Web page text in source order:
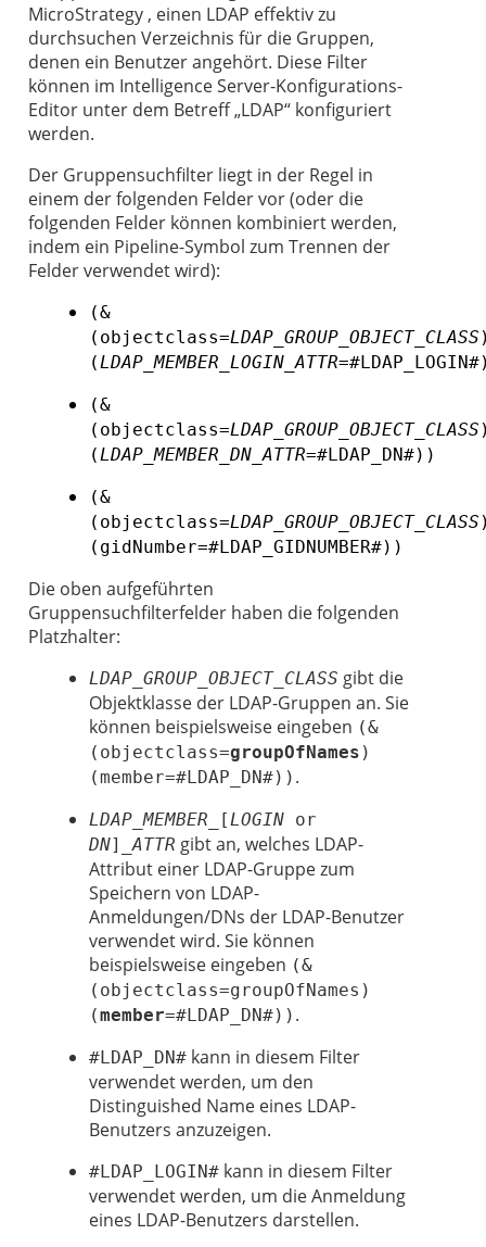
MicroStrategy , einen LDAP effektiv zu
durchsuchen Verzeichnis für die Gruppen,
denen ein Benutzer angehört. Diese Filter
können im Intelligence Server-Konfigurations-
Editor unter dem Betreff „LDAP“ konfiguriert
werden.
Der Gruppensuchfilter liegt in der Regel in
einem der folgenden Felder vor (oder die
folgenden Felder können kombiniert werden,
indem ein Pipeline-Symbol zum Trennen der
Felder verwendet wird):
(&
(objectclass=LDAP_GROUP_OBJECT_CLASS
(LDAP_MEMBER_LOGIN_ATTR
(&
(objectclass=LDAP_GROUP_OBJECT_CLASS
(LDAP_MEMBER_DN_ATTR=#LDAP_DN#))
(&
(objectclass=LDAP_GROUP_OBJECT_CLASS
(gidNumber=#LDAP_GIDNUMBER#))
Die oben aufgeführten
Gruppensuchfilterfelder haben die folgenden
Platzhalter:
LDAP_GROUP_OBJECT_CLASS gibt die
Objektklasse der LDAP-Gruppen an. Sie
können beispielsweise eingeben (&
(objectclass=groupOfNames )
(member=#LDAP_DN#)) .
LDAP_MEMBER_ [LOGIN or
DN] _ATTR gibt an, welches LDAP-
Attribut einer LDAP-Gruppe zum
Speichern von LDAP-
Anmeldungen/DNs der LDAP-Benutzer
verwendet wird. Sie können
beispielsweise eingeben (&
(objectclass=groupOfNames)
(member=#LDAP_DN#)) .
#LDAP_DN# kann in diesem Filter
verwendet werden, um den
Distinguished Name eines LDAP-
Benutzers anzuzeigen.
#LDAP_LOGIN# kann in diesem Filter
verwendet werden, um die Anmeldung
eines LDAP-Benutzers darstellen.